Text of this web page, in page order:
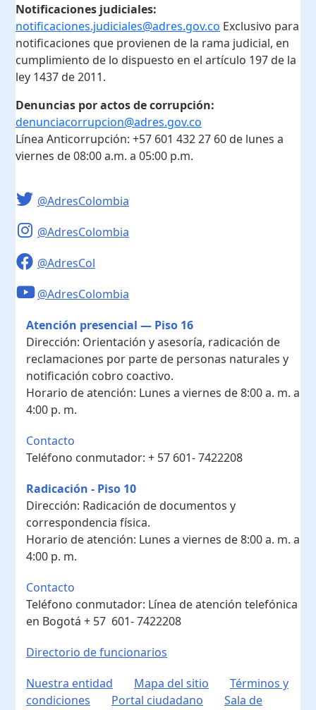
Notificaciones judiciales:
notificaciones.judiciales@adres.gov.co Exclusivo para
notificaciones que provienen de la rama judicial, en
cumplimiento de lo dispuesto en el artículo 197 de la
ley 1437 de 2011.
Denuncias por actos de corrupción:
denunciacorrupcion@adres.gov.co
Línea Anticorrupción: +57 601 432 27 60 de lunes a
viernes de 08:00 a.m. a 05:00 p.m.
@AdresColombia
@AdresColombia
@AdresCol
@AdresColombia
Atención presencial — Piso 16
Dirección: Orientación y asesoría, radicación de
reclamaciones por parte de personas naturales y
notificación cobro coactivo.
Horario de atención: Lunes a viernes de 8:00 a. m. a
4:00 p. m.
Contacto
Teléfono conmutador: + 57 601- 7422208
Radicación - Piso 10
Dirección: Radicación de documentos y
correspondencia física.
Horario de atención: Lunes a viernes de 8:00 a. m. a
4:00 p. m.
Contacto
Teléfono conmutador: Línea de atención telefónica
en Bogotá ​+ 57 601- 7422208
Directorio de funcionarios
Nuestra entidad
Mapa del sitio
Términos y
condiciones
Portal ciudadano
Sala de